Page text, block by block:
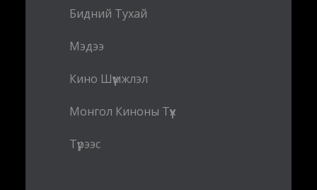
Бидний Тухай
Мэдээ
Кино Шүүмжлэл
Монгол Киноны Түүх
Түрээс